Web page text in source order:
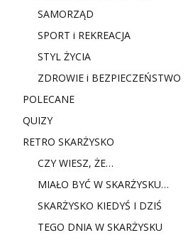
SAMORZĄD
SPORT i REKREACJA
STYL ŻYCIA
ZDROWIE i BEZPIECZEŃSTWO
POLECANE
QUIZY
RETRO SKARŻYSKO
CZY WIESZ, ŻE…
MIAŁO BYĆ W SKARŻYSKU…
SKARŻYSKO KIEDYŚ I DZIŚ
TEGO DNIA W SKARŻYSKU